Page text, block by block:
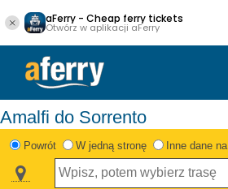
aFerry - Cheap ferry tickets
Otwórz w aplikacji aFerry
Amalfi do Sorrento
Powrót W jedną stronę Inne dane